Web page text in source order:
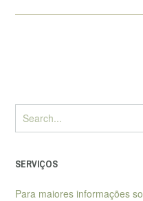
SERVIÇOS
Para maiores informações